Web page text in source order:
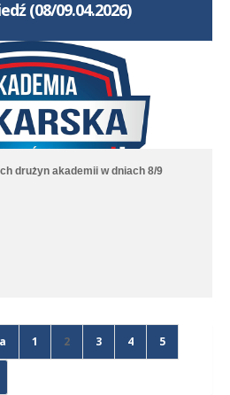
(08/09.04.2026)
drużyn akademii w dniach 8/9
1 2 3 4 5